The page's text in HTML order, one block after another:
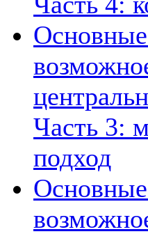
Часть 3:
подход